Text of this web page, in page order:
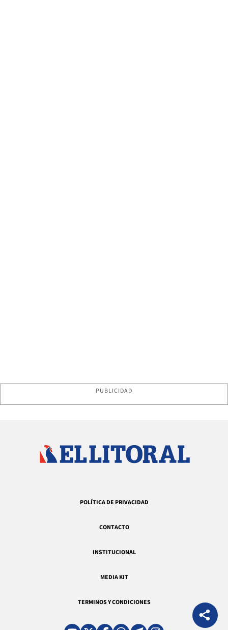
PUBLICIDAD
POLÍTICA DE PRIVACIDAD
CONTACTO
INSTITUCIONAL
MEDIA KIT
TERMINOS Y CONDICIONES